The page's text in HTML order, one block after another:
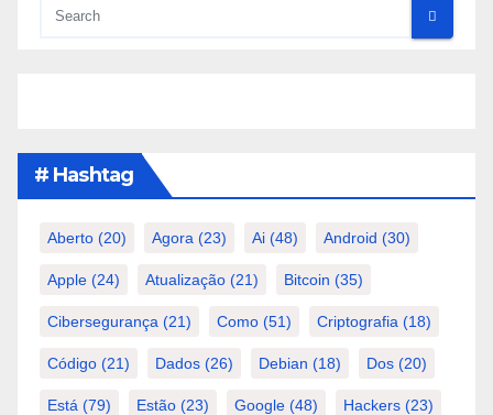
# Hashtag
Aberto (20) Agora (23) Ai (48) Android (30)
Apple (24) Atualização (21) Bitcoin (35)
Cibersegurança (21) Como (51) Criptografia (18)
Código (21) Dados (26) Debian (18) Dos (20)
Está (79) Estão (23) Google (48) Hackers (23)